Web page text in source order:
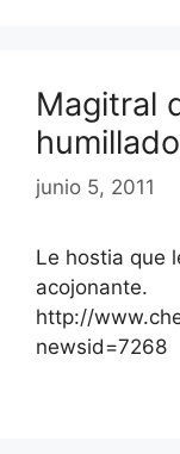
Magitral
junio 5, 2011
Le hostia que
acojonante.
http://
newsid=7268